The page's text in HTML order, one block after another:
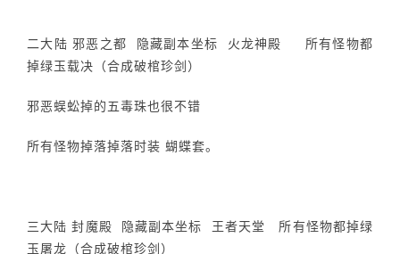
二大陆 邪恶之都 隐藏副本坐标 火龙神殿 所有怪物都
掉绿玉载决（合成破棺珍剑）
邪恶蜈蚣掉的五毒珠也很不错
所有怪物掉落掉落时装 蝴蝶套。
三大陆 封魔殿 隐藏副本坐标 王者天堂 所有怪物都掉绿
玉屠龙（合成破棺珍剑）